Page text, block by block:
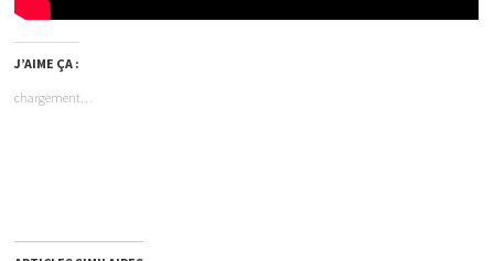
J’AIME ÇA :
chargement…